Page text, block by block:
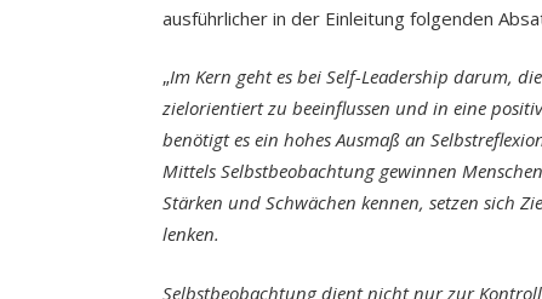
ausführlicher in der Einleitung folgenden
„Im Kern geht es bei Self-Leadership darum,
zielorientiert zu beeinflussen und in eine
benötigt es ein hohes Ausmaß an
Mittels Selbstbeobachtung gewinnen
Stärken und Schwächen kennen, setzen sich
lenken.
Selbstbeobachtung dient nicht nur zur